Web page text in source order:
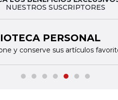
NUESTROS SUSCRIPTORES
PERSONAL
y conserve sus artículos